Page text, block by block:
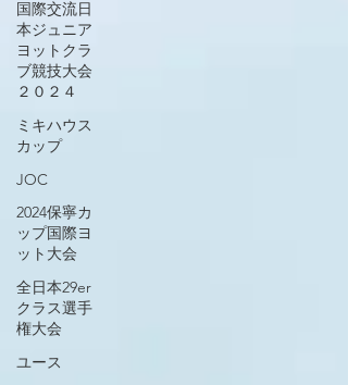
国際交流日
本ジュニア
ヨットクラ
ブ競技大会
２０２４
ミキハウス
カップ
JOC
2024保寧カ
ップ国際ヨ
ット大会
全日本29er
クラス選手
権大会
ユース